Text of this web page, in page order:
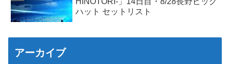
ハット セットリスト
アーカイブ